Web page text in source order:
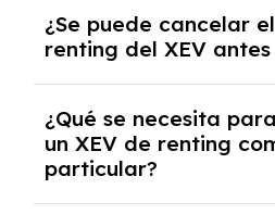
tendrás que pagar
salvo en casos que lo
debido al resultado del
económica.
¿Se puede cancelar
renting del XEV
pero puede haber
cancelación anticipada.
las condiciones del
experto que te asesore.
¿Qué se necesita
un XEV de renting
particular?